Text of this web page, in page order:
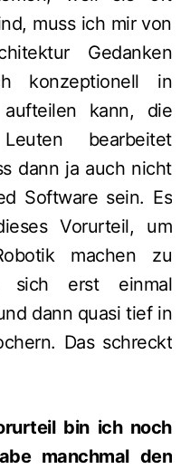
muss ich mir von
Gedanken
konzeptionell in
aufteilen kann, die
bearbeitet
dann ja auch nicht
Software sein. Es
Vorurteil, um
machen zu
sich erst einmal
dann quasi tief in
Das schreckt
bin ich noch
manchmal den